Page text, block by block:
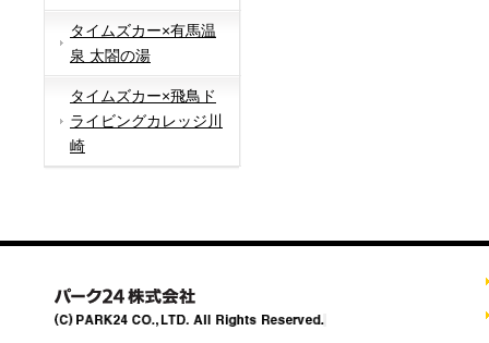
タイムズカー×有馬温
泉 太閤の湯
タイムズカー×飛鳥ド
ライビングカレッジ川
崎